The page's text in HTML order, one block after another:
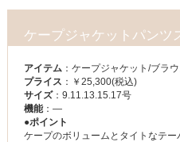
ケープジャケットパンツ
アイテム ：ケープジャケット/ブラ
プライス ：￥25,300(税込)
サイズ：9.11.13.15.17号
機能：—
●ポイント
ケープのボリュームとタイトなテ